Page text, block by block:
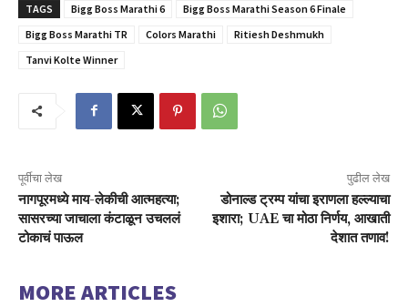
TAGS Bigg Boss Marathi 6
Bigg Boss Marathi Season 6 Finale
Bigg Boss Marathi TR
Colors Marathi
Ritiesh Deshmukh
Tanvi Kolte Winner
पूर्वीचा लेख
नागपूरमध्ये माय-लेकीची आत्महत्या;
सासरच्या जाचाला कंटाळून उचललं
टोकाचं पाऊल
पुढील लेख
डोनाल्ड ट्रम्प यांचा इराणला हल्ल्याचा
इशारा; UAE चा मोठा निर्णय, आखाती
देशात तणाव!
MORE ARTICLES